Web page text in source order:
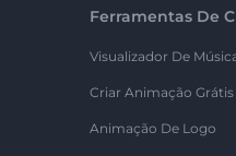
Ferramentas De
Visualizador De
Criar Animação Grátis
Animação De Logo